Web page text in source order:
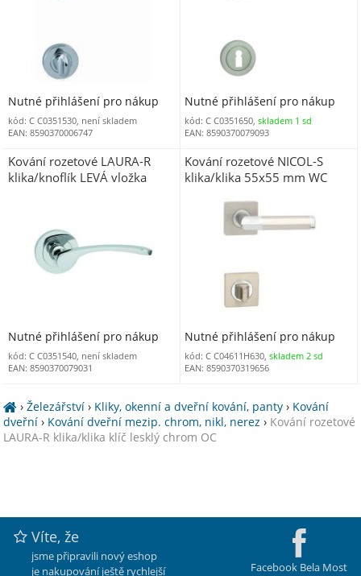
Nutné přihlášení pro nákup
kód: C C0351530, není skladem
EAN: 8590370006747
Nutné přihlášení pro nákup
kód: C C0351650,skladem 1 sd
EAN: 8590370079093
Kování rozetové LAURA-R
klika/knoflík LEVÁ vložka
Nutné přihlášení pro nákup
kód: C C0351540, není skladem
EAN: 8590370079031
Kování rozetové NICOL-S
klika/klika 55x55 mm WC
masiv OCN
Nutné přihlášení pro nákup
kód: C C04611H630,skladem 2 sd
EAN: 8590370319656
›Železářství › Kliky, okenní a dveřní kování, panty › Kování
dveřní › Kování dveřní mezip. chrom, nikl, nerez › Kování rozetové
LAURA-R klika/klika klíč lesklý chrom OC
Facebook Bela Most
Víte, že
jsme připravili nový eshop
je nakupování ještě rychlejší